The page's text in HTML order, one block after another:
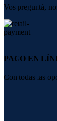
Vos preguntá,
PAGO EN
Con todas las